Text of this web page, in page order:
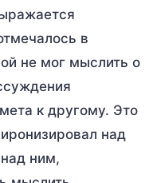
в
не мог мыслить о
к другому. Это
над
ним,